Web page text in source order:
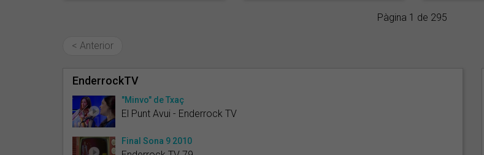
Pàgina 1 de 295
< Anterior
EnderrockTV
"Minvo" de Txaç
El Punt Avui - Enderrock TV
Final Sona 9 2010